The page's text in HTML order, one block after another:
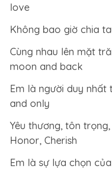
love
Không bao giờ chia
Cùng nhau lên mặt
moon and back
Em là người duy nhất
and only
Yêu thương, tôn
Honor, Cherish
Em là sự lựa chọn